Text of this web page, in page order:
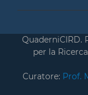
QuaderniCIRD.
per la
Curatore: Prof.